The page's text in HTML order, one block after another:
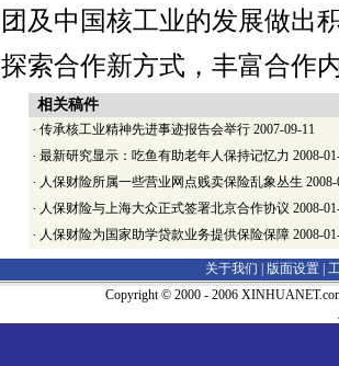
团及中国核工业的发展做出
探索合作新方式，丰富合
相关稿件
· 传承核工业精神先进事迹报告会举行 2007-09-11
· 最新研究显示：吃鱼有助老年人保持记忆力 2008-
· 人保财险所属一些营业网点贱卖保险乱象丛生
· 人保财险与上海大众正式签署北京合作协议 2008-
· 人保财险为国家助学贷款业务提供保险保障 2008-
关于我们 | 版面设置
Copyright © 2000 - 2006